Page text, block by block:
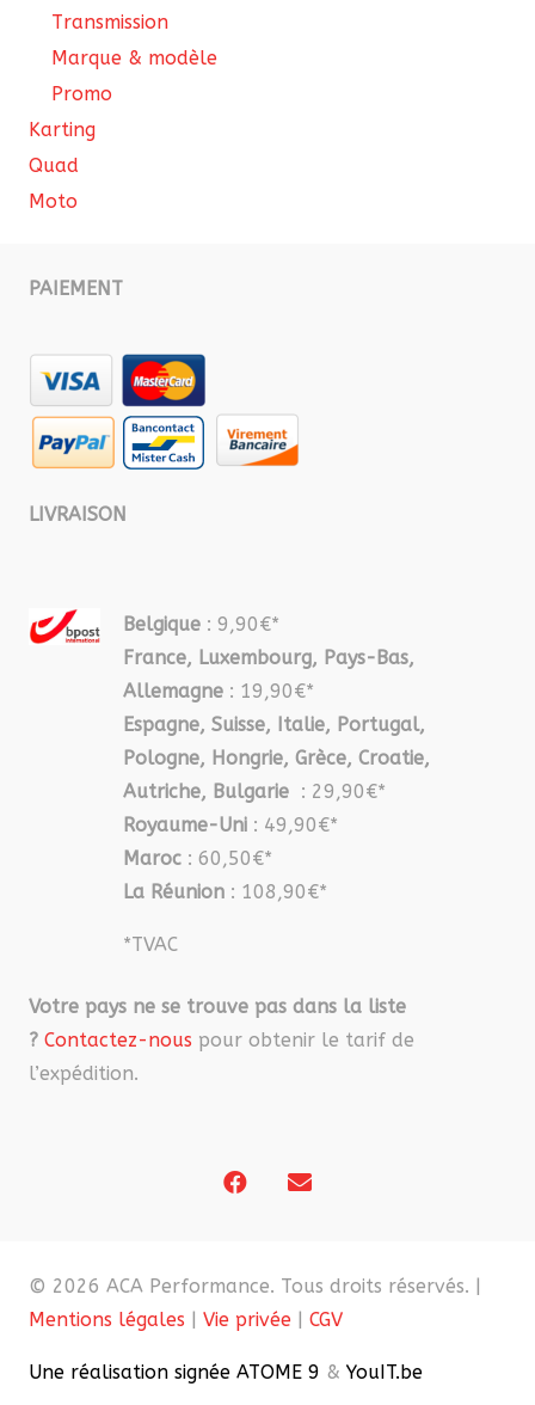
Transmission
Marque & modèle
Promo
Karting
Quad
Moto
PAIEMENT
LIVRAISON
Belgique : 9,90€*
France, Luxembourg, Pays-Bas,
Allemagne : 19,90€*
Espagne, Suisse, Italie, Portugal,
Pologne, Hongrie, Grèce, Croatie,
Autriche, Bulgarie : 29,90€*
Royaume-Uni : 49,90€*
Maroc : 60,50€*
La Réunion : 108,90€*
*TVAC
Votre pays ne se trouve pas dans la liste
? Contactez-nous pour obtenir le tarif de
l’expédition.
© 2026 ACA Performance. Tous droits réservés. |
Mentions légales | Vie privée | CGV
Une réalisation signée ATOME 9 & YouIT.be